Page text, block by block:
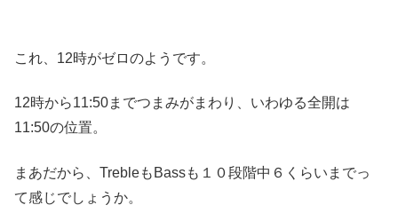
これ、12時がゼロのようです。
12時から11:50までつまみがまわり、いわゆる全開は
11:50の位置。
まあだから、TrebleもBassも１０段階中６くらいまでっ
て感じでしょうか。